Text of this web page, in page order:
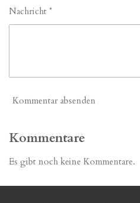
Nachricht *
Kommentar absenden
Kommentare
Es gibt noch keine Kommentare.